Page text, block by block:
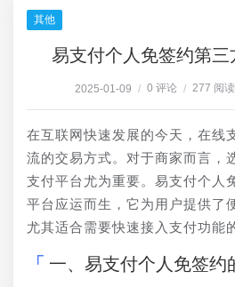
其他
易支付个人免签约第三
2025-01-09 / 0 评论 / 277 阅读
在互联网快速发展的今天，在线
流的交易方式。对于商家而言，
支付平台尤为重要。易支付个人
平台应运而生，它为用户提供了
尤其适合需要快速接入支付功能
一、易支付个人免签约